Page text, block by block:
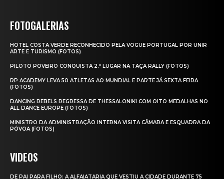
FOTOGALERIAS
HOTEL COSTA VERDE RECONHECIDO PELA VOGUE PORTUGAL POR UNIR
ARTE E TURISMO (FOTOS)
PILOTO POVEIRO CONQUISTA 2.º LUGAR NA TAÇA RALLY (FOTOS)
RP ACADEMY LEVA 50 ATLETAS AO MUNDIAL E PARTE JÁ SEXTA‑FEIRA
(FOTOS)
DANCING REBELS REGRESSA DE THESSALONIKI COM OITO MEDALHAS NO
ALL DANCE EUROPE (FOTOS)
MINISTRO DA ADMINISTRAÇÃO INTERNA VISITA CÂMARA E ESQUADRA DA
PÓVOA (FOTOS)
VIDEOS
DE PAI PARA FILHO: A ALFAIATARIA QUE VESTIU A CIDADE DURANTE 75